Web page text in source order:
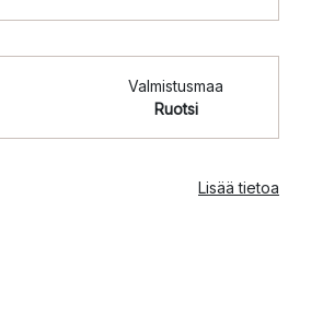
Valmistusmaa
Ruotsi
Lisää tietoa